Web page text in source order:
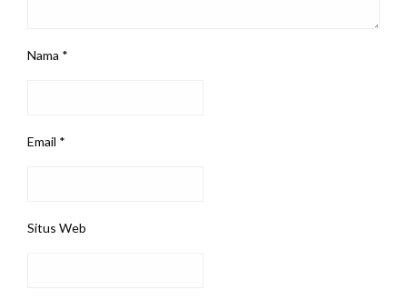
Nama *
Email *
Situs Web